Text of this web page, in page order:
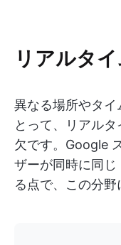
リアルタ
異なる場所やタ
とって、リアル
欠です。Google
ザーが同時に同じ
る点で、この分野